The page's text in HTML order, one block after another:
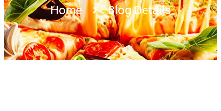
Home Blog Details